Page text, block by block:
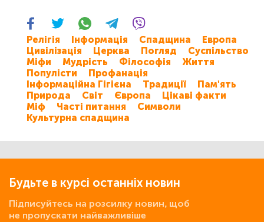
Релігія Інформація Спадщина
Европа
Цивілізація
Церква Погляд
Суспільство
Міфи
Мудрість Філософія
Життя
Популісти
Профанація
Інформаційна Гігієна
Традиції
Пам'ять
Природа
Світ Європа
Цікаві факти
Міф
Часті питання
Символи
Культурна спадщина
Будьте в курсі останніх новин
Підписуйтесь на розсилку новин, щоб
не пропускати найважливіше